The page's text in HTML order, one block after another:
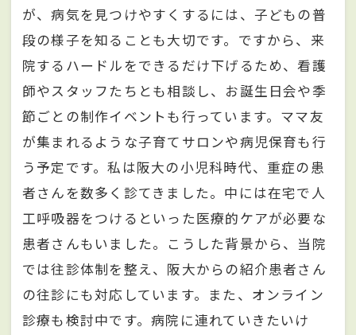
が、病気を見つけやすくするには、子どもの普
段の様子を知ることも大切です。ですから、来
院するハードルをできるだけ下げるため、看護
師やスタッフたちとも相談し、お誕生日会や季
節ごとの制作イベントも行っています。ママ友
が集まれるような子育てサロンや病児保育も行
う予定です。私は阪大の小児科時代、重症の患
者さんを数多く診てきました。中には在宅で人
工呼吸器をつけるといった医療的ケアが必要な
患者さんもいました。こうした背景から、当院
では往診体制を整え、阪大からの紹介患者さん
の往診にも対応しています。また、オンライン
診療も検討中です。病院に連れていきたいけ